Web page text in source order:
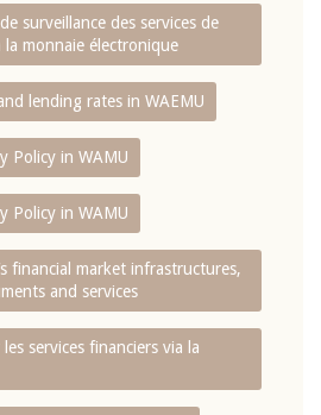
surveillance des services de
la monnaie électronique
lending rates in WAEMU
Policy in WAMU
Policy in WAMU
financial market infrastructures,
and services
services financiers via la